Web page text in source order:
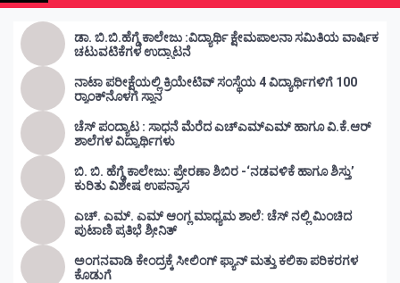
ಡಾ. ಬಿ.ಬಿ.ಹೆಗ್ಡೆ ಕಾಲೇಜು :ವಿದ್ಯಾರ್ಥಿ ಕ್ಷೇಮಪಾಲನಾ ಸಮಿತಿಯ ವಾರ್ಷಿಕ
ಚಟುವಟಿಕೆಗಳ ಉದ್ಘಾಟನೆ
ನಾಟಾ ಪರೀಕ್ಷೆಯಲ್ಲಿ ಕ್ರಿಯೇಟಿವ್ ಸಂಸ್ಥೆಯ 4 ವಿದ್ಯಾರ್ಥಿಗಳಿಗೆ 100
ರ‍್ಯಾಂಕ್‌ನೊಳಗೆ ಸ್ಥಾನ
ಚೆಸ್ ಪಂದ್ಯಾಟ : ಸಾಧನೆ ಮೆರೆದ ಎಚ್ಎಮ್ಎಮ್ ಹಾಗೂ ವಿ.ಕೆ.ಆರ್
ಶಾಲೆಗಳ ವಿದ್ಯಾರ್ಥಿಗಳು
ಬಿ. ಬಿ. ಹೆಗ್ಡೆ ಕಾಲೇಜು: ಪ್ರೇರಣಾ ಶಿಬಿರ -‘ನಡವಳಿಕೆ ಹಾಗೂ ಶಿಸ್ತು’
ಕುರಿತು ವಿಶೇಷ ಉಪನ್ಯಾಸ
ಎಚ್. ಎಮ್. ಎಮ್ ಆಂಗ್ಲ ಮಾಧ್ಯಮ ಶಾಲೆ: ಚೆಸ್ ನಲ್ಲಿ ಮಿಂಚಿದ
ಪುಟಾಣಿ ಪ್ರತಿಭೆ ಶ್ರೀನಿತ್
ಅಂಗನವಾಡಿ ಕೇಂದ್ರಕ್ಕೆ ಸೀಲಿಂಗ್ ಫ್ಯಾನ್ ಮತ್ತು ಕಲಿಕಾ ಪರಿಕರಗಳ
ಕೊಡುಗೆ